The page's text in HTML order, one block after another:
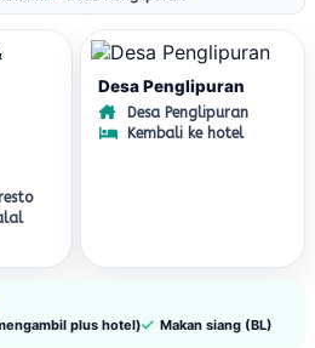
Desa Penglipuran
Desa Penglipuran
Kembali ke hotel
plus hotel) Makan siang (BL)